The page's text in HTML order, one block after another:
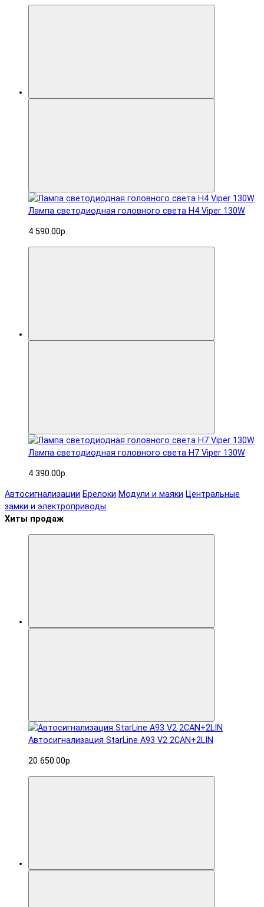
Лампа светодиодная головного света H4 Viper 130W
4 590.00р.
Лампа светодиодная головного света H7 Viper 130W
4 390.00р.
Автосигнализации Брелоки Модули и маяки Центральные
замки и электроприводы
Хиты продаж
Автосигнализация StarLine A93 V2 2CAN+2LIN
20 650.00р.